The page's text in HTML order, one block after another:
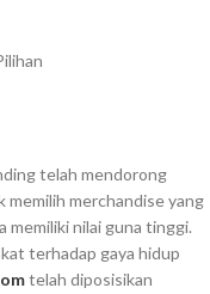
telah mendorong
merchandise yang
memiliki nilai guna tinggi.
terhadap gaya hidup
telah diposisikan